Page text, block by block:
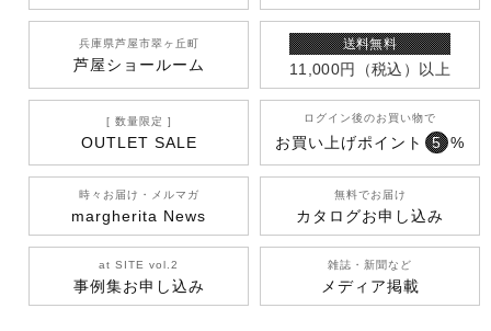
兵庫県芦屋市翠ヶ丘町
芦屋ショールーム
送料無料
11,000円 （税込） 以上
[ 数量限定 ]
OUTLET SALE
ログイン後のお買い物で
お買い上げポイント 5 %
時々お届け・メルマガ
margherita News
無料でお届け
カタログお申し込み
at SITE vol.2
事例集お申し込み
雑誌・新聞など
メディア掲載